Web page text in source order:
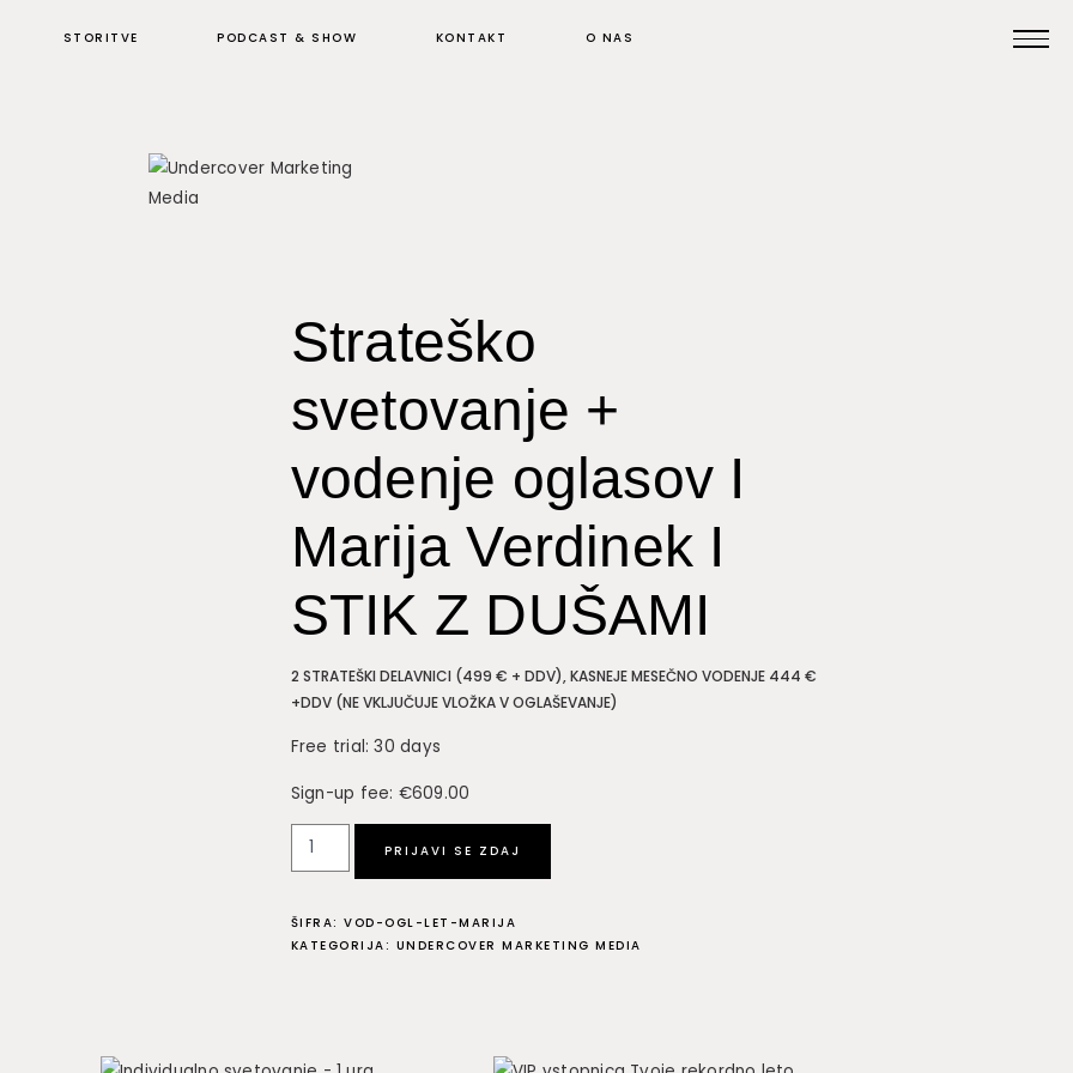
STORITVE PODCAST & SHOW KONTAKT O NAS
Strateško
svetovanje +
vodenje oglasov I
Marija Verdinek I
STIK Z DUŠAMI
2 STRATEŠKI DELAVNICI (499 € + DDV), KASNEJE MESEČNO VODENJE 444 €
+DDV (NE VKLJUČUJE VLOŽKA V OGLAŠEVANJE)
Free trial: 30 days
Sign-up fee: €609.00
Strateško
svetovanje
vodenje
oglasov
PRIJAVI SE ZDAJ
ŠIFRA:VOD-OGL-LET-MARIJA
KATEGORIJA: UNDERCOVER MARKETING MEDIA